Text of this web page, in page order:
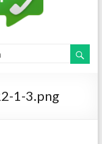
1-3.png